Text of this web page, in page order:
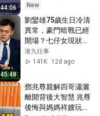
44:06
#易經智慧 #無名指
#佛學 #風水命理 #
晚年運勢 #因果定律
#女人手相
New
45:48
劉鑾雄75歲生日冷清
異常，豪門暗戰已經
開場？七仔女現狀大
盤點，有人被踢出信
託，有人主動消失
港九往事
141K
12d ago
鄧兆尊親解四哥瀟灑
離開背後大智慧 兆尊
後悔與媽媽祥嫂玩爭